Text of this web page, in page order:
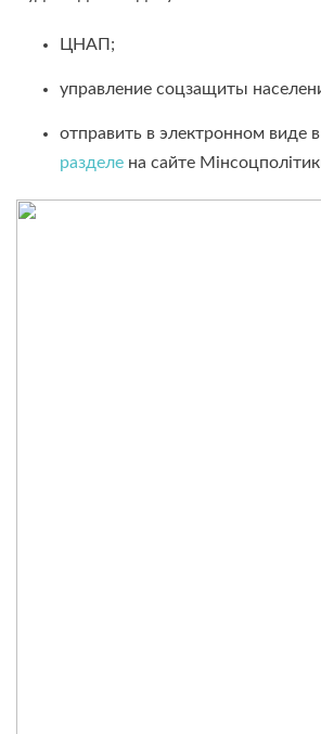
ЦНАП;
управление соцзащиты
отправить в электронном виде
разделе на сайте